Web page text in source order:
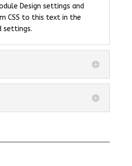
Design settings and
CSS to this text in the
settings.